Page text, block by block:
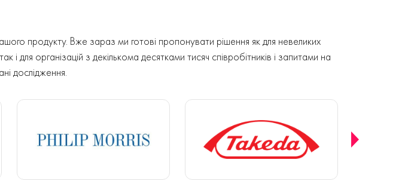
продукту. Вже зараз ми готові пропонувати рішення як для невеликих
і для організацій з декількома десятками тисяч співробітників і запитами на
дослідження.